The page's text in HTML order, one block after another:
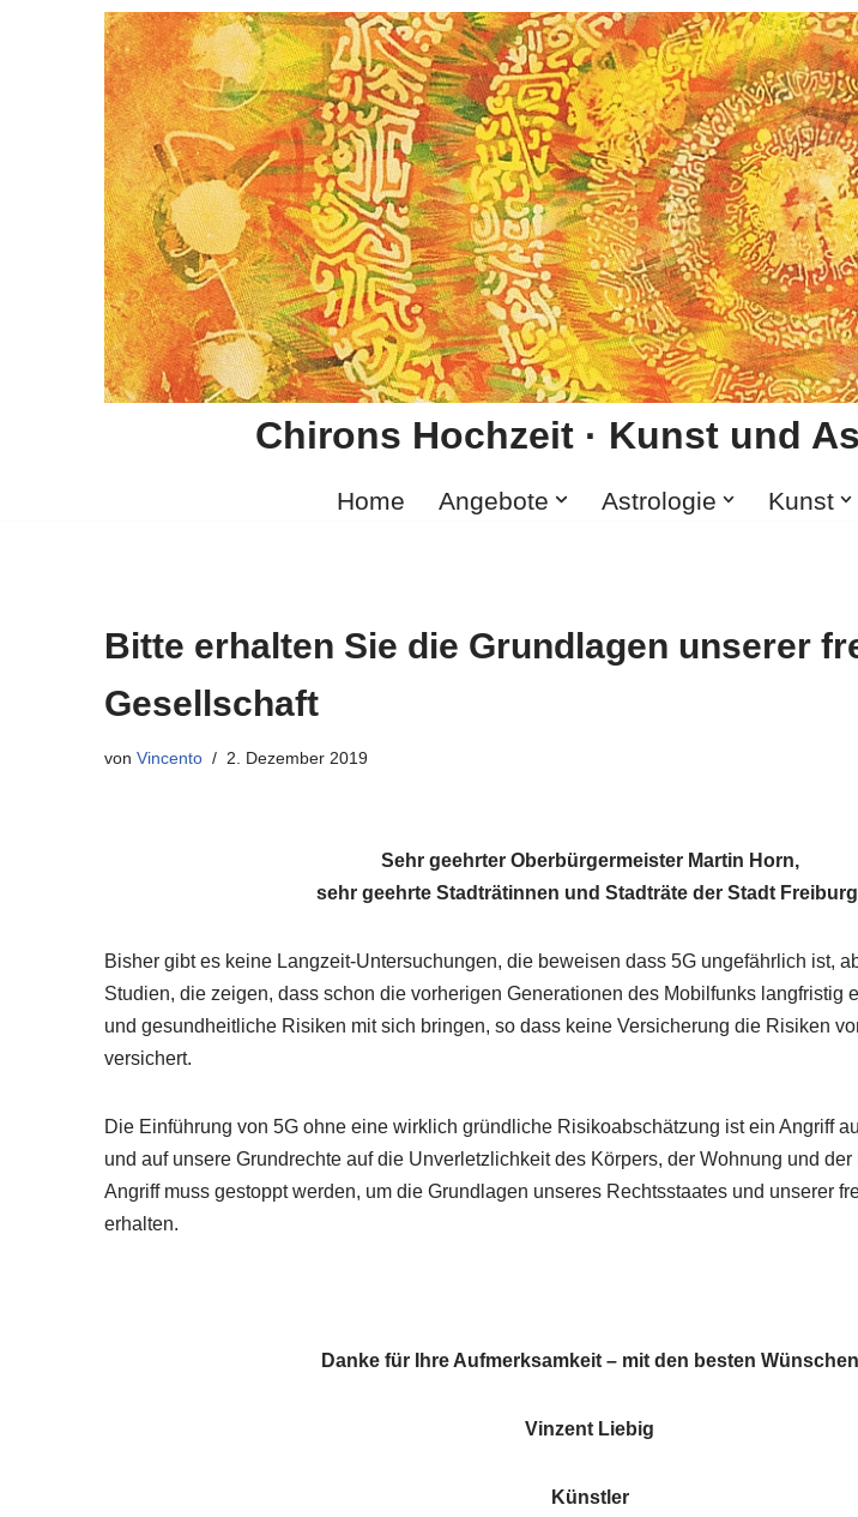
Chirons Hochzeit · Kunst und
Home Angebote Astrologie Kunst
Bitte erhalten Sie die Grundlagen unserer
Gesellschaft
von Vincento 2. Dezember 2019
Sehr geehrter Oberbürgermeister Martin Horn,
sehr geehrte Stadträtinnen und Stadträte der Stadt
Bisher gibt es keine Langzeit-Untersuchungen, die beweisen dass 5G ungefährlich ist,
Studien, die zeigen, dass schon die vorherigen Generationen des Mobilfunks langfristig
und gesundheitliche Risiken mit sich bringen, so dass keine Versicherung die Risiken
versichert.
Die Einführung von 5G ohne eine wirklich gründliche Risikoabschätzung ist ein Angriff
und auf unsere Grundrechte auf die Unverletzlichkeit des Körpers, der Wohnung und
Angriff muss gestoppt werden, um die Grundlagen unseres Rechtsstaates und unserer
erhalten.
Danke für Ihre Aufmerksamkeit – mit den besten Wünschen
Vinzent Liebig
Künstler